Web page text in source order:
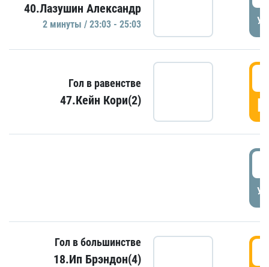
40.Лазушин Александр
2 минуты / 23:03 - 25:03
Гол в равенстве
47.Кейн Кори(2)
Гол в большинстве
18.Ип Брэндон(4)